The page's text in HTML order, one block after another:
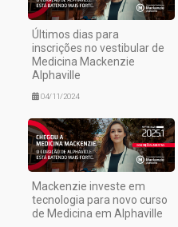
Últimos dias para
inscrições no vestibular de
Medicina Mackenzie
Alphaville
04/11/2024
Mackenzie investe em
tecnologia para novo curso
de Medicina em Alphaville